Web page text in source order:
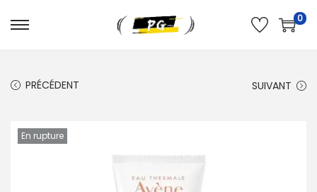
0
PRÉCÉDENT SUIVANT
En rupture